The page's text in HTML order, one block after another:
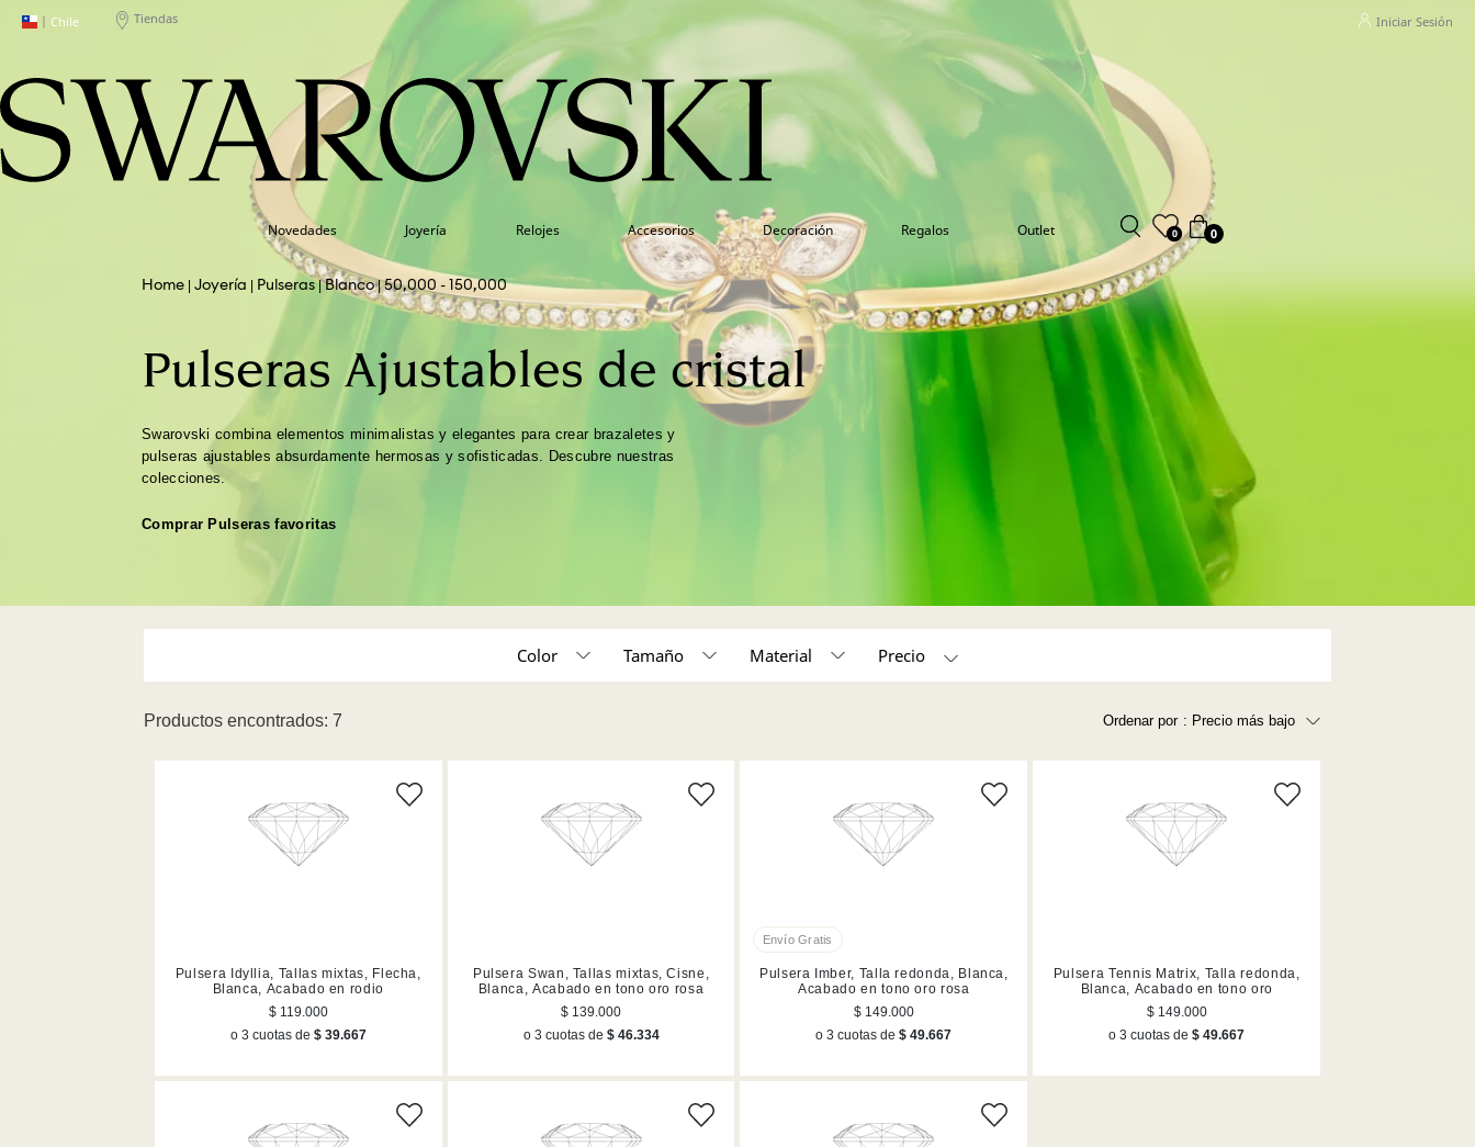
| Chile Tiendas Iniciar Sesión
Novedades Joyería Relojes Accesorios Decoración Regalos Outlet 0 0
Joyería Pulseras Blanco 50,000 - 150,000
Pulseras Ajustables de cristal
Swarovski combina elementos minimalistas y elegantes para crear brazaletes y
pulseras ajustables absurdamente hermosas y sofisticadas. Descubre nuestras
colecciones.
Comprar Pulseras favoritas
Color Tamaño Material
Productos encontrados: 7 Ordenar por : Precio más bajo
Precio más alto
Los más vendidos
Mejor descuento
Pulsera Idyllia, Tallas mixtas, Flecha,
Blanca, Acabado en rodio
$ 119.000
o 3 cuotas de $ 39.667
Pulsera Swan, Tallas mixtas, Cisne,
Blanca, Acabado en tono oro rosa
$ 139.000
o 3 cuotas de $ 46.334
Pulsera Imber, Talla redonda, Blanca,
Acabado en tono oro rosa
$ 149.000
o 3 cuotas de$ 49.667
Pulsera Tennis Matrix, Talla redonda,
Blanca, Acabado en tono oro
$ 149.000
o 3 cuotas de$ 49.667